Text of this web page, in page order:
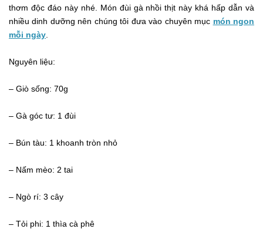
thơm độc đáo này nhé. Món đùi gà nhồi thịt này khá hấp dẫn và
nhiều dinh dưỡng nên chúng tôi đưa vào chuyên mục món ngon
mỗi ngày
Nguyên liệu:
– Giò sống: 70g
– Gà góc tư: 1 đùi
– Bún tàu: 1 khoanh tròn nhỏ
– Nấm mèo: 2 tai
– Ngò rí: 3 cây
– Tỏi phi: 1 thìa cà phê